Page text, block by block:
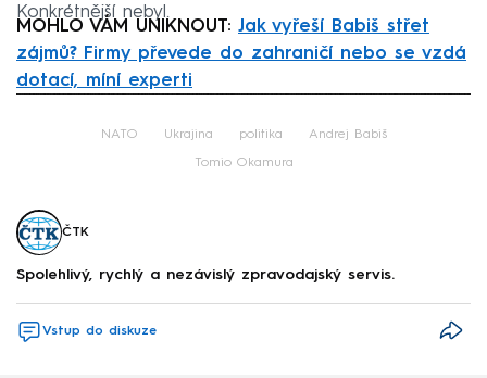
Konkrétnější nebyl.
MOHLO VÁM UNIKNOUT: Jak vyřeší Babiš střet
zájmů? Firmy převede do zahraničí nebo se vzdá
dotací, míní experti
NATO Ukrajina politika Andrej Babiš
Tomio Okamura
ČTK
Spolehlivý, rychlý a nezávislý zpravodajský servis.
Vstup do diskuze